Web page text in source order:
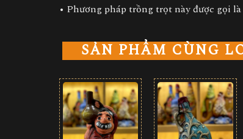
• Phương pháp trồng trọt này được gọi
SẢN PHẨM CÙNG